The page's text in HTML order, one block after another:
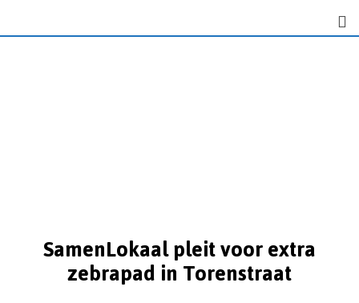
SamenLokaal pleit voor extra
zebrapad in Torenstraat